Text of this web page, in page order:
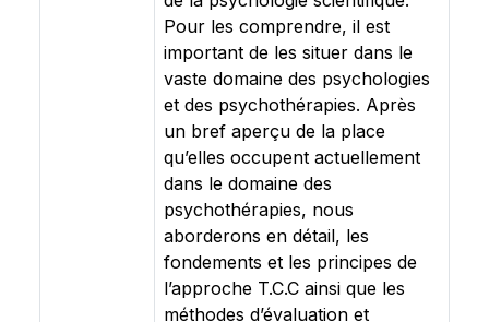
Pour les comprendre, il est
important de les situer dans le
vaste domaine des psychologies
et des psychothérapies. Après
un bref aperçu de la place
qu’elles occupent actuellement
dans le domaine des
psychothérapies, nous
aborderons en détail, les
fondements et les principes de
l’approche T.C.C ainsi que les
méthodes d’évaluation et